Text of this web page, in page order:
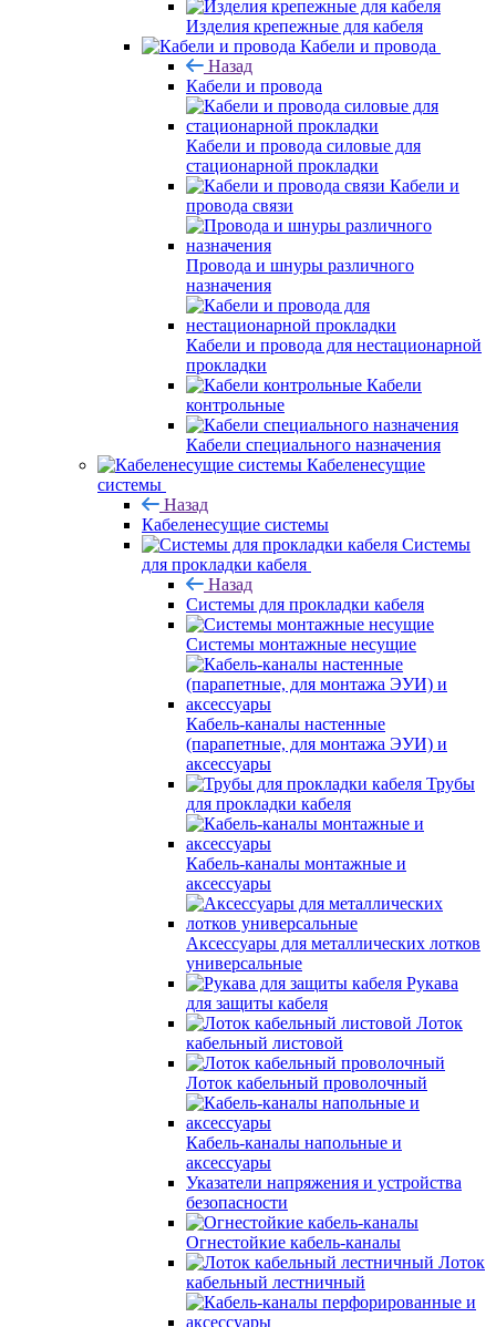
Изделия крепежные для кабеля
Кабели и провода
Назад
Кабели и провода
Кабели и провода силовые для
стационарной прокладки
Кабели и
провода связи
Провода и шнуры различного
назначения
Кабели и провода для нестационарной
прокладки
Кабели
контрольные
Кабели специального назначения
Кабеленесущие
системы
Назад
Кабеленесущие системы
Системы
для прокладки кабеля
Назад
Системы для прокладки кабеля
Системы монтажные несущие
Кабель-каналы настенные
(парапетные, для монтажа ЭУИ) и
аксессуары
Трубы
для прокладки кабеля
Кабель-каналы монтажные и
аксессуары
Аксессуары для металлических лотков
универсальные
Рукава
для защиты кабеля
Лоток
кабельный листовой
Лоток кабельный проволочный
Кабель-каналы напольные и
аксессуары
Указатели напряжения и устройства
безопасности
Огнестойкие кабель-каналы
Лоток
кабельный лестничный